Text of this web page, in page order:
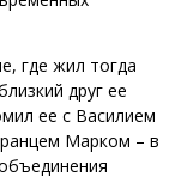
где жил тогда
друг ее
ее с Василием
Марком – в